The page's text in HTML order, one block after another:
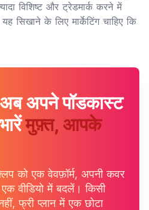
विशिष्ट और ट्रेडमार्क करने में
सिखाने के लिए मार्केटिंग चाहिए कि
अपने पॉडकास्ट
मुफ़्त, आपके
को एक वेवफ़ॉर्म, अपनी कवर
वीडियो में बदलें। किसी
फ्री प्लान में एक छोटा